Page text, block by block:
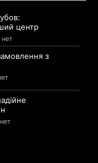
центр
з